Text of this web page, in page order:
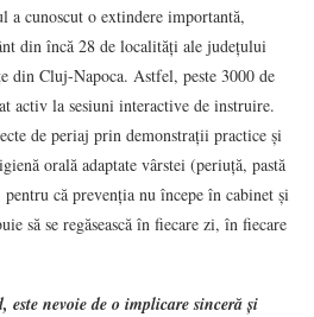
a cunoscut o extindere importantă,
din încă 28 de localități ale județului
din Cluj-Napoca. Astfel, peste 3000 de
activ la sesiuni interactive de instruire.
de periaj prin demonstrații practice și
orală adaptate vârstei (periuță, pastă
că prevenția nu începe în cabinet și
să se regăsească în fiecare zi, în fiecare
nevoie de o implicare sinceră și